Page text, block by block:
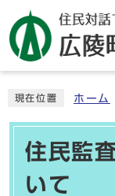
現在位置 ホーム
住民監
いて